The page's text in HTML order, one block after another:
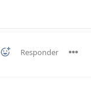
Responder